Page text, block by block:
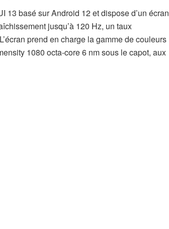
13 basé sur Android 12 et dispose d’un écran
jusqu’à 120 Hz, un taux
prend en charge la gamme de couleurs
1080 octa-core 6 nm sous le capot, aux